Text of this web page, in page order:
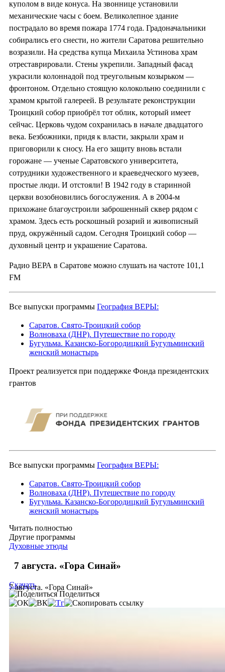
куполом в виде конуса. На звоннице установили
механические часы с боем. Великолепное здание
пострадало во время пожара 1774 года. Градоначальники
собирались его снести, но жители Саратова решительно
возразили. На средства купца Михаила Устинова храм
отреставрировали. Стены укрепили. Западный фасад
украсили колоннадой под треугольным козырьком —
фронтоном. Отдельно стоящую колокольню соединили с
храмом крытой галереей. В результате реконструкции
Троицкий собор приобрёл тот облик, который имеет
сейчас. Церковь чудом сохранилась в начале двадцатого
века. Безбожники, придя к власти, закрыли храм и
приговорили к сносу. На его защиту вновь встали
горожане — ученые Саратовского университета,
сотрудники художественного и краеведческого музеев,
простые люди. И отстояли! В 1942 году в старинной
церкви возобновились богослужения. А в 2004-м
прихожане благоустроили заброшенный сквер рядом с
храмом. Здесь есть роскошный розарий и живописный
пруд, окружённый садом. Сегодня Троицкий собор —
духовный центр и украшение Саратова.
Радио ВЕРА в Саратове можно слушать на частоте 101,1
FM
Все выпуски программы География ВЕРЫ:
Саратов. Свято-Троицкий собор
Волноваха (ДНР). Путешествие по городу
Бугульма. Казанско-Богородицкий Бугульминский
женский монастырь
Проект реализуется при поддержке Фонда президентских
грантов
Все выпуски программы География ВЕРЫ:
Саратов. Свято-Троицкий собор
Волноваха (ДНР). Путешествие по городу
Бугульма. Казанско-Богородицкий Бугульминский
женский монастырь
Читать полностью
Другие программы
Духовные этюды
7 августа. «Гора Синай»
7 августа. «Гора Синай»
Скачать
Поделиться